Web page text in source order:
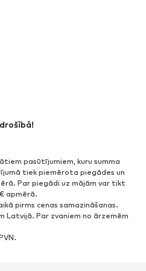
Ekskluzīvi
Šobrīd populāri
Puszābaki
Kurpes
pasūtījumiem, kuru summa
tiek piemērota piegādes un
Par piegādi uz mājām var tikt
apmērā.
pirms cenas samazināšanas.
Latvijā. Par zvaniem no ārzemēm